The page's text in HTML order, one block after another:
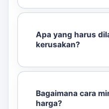
Apa yang harus
kerusakan?
Bagaimana cara
harga?